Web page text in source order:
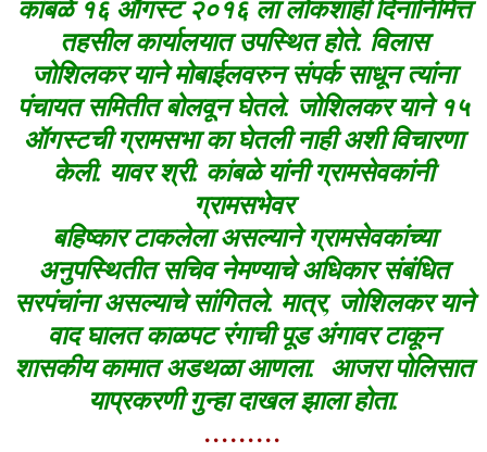
कांबळे १६ ऑगस्ट २०१६ ला लोकशाही दिनानिमित्त
तहसील कार्यालयात उपस्थित होते. विलास
जोशिलकर याने मोबाईलवरुन संपर्क साधून त्यांना
पंचायत समितीत बोलवून घेतले. जोशिलकर याने १५
ऑगस्टची ग्रामसभा का घेतली नाही अशी विचारणा
केली. यावर श्री. कांबळे यांनी ग्रामसेवकांनी
ग्रामसभेवर
बहिष्कार टाकलेला असल्याने ग्रामसेवकांच्या
अनुपस्थितीत सचिव नेमण्याचे अधिकार संबंधित
सरपंचांना असल्याचे सांगितले. मात्र, जोशिलकर याने
वाद घालत काळपट रंगाची पूड अंगावर टाकून
शासकीय कामात अडथळा आणला. आजरा पोलिसात
याप्रकरणी गुन्हा दाखल झाला होता.
………